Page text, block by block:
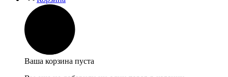
Ваша корзина пуста